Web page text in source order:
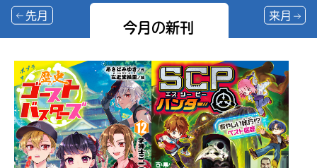
今月の新刊
先月 来月